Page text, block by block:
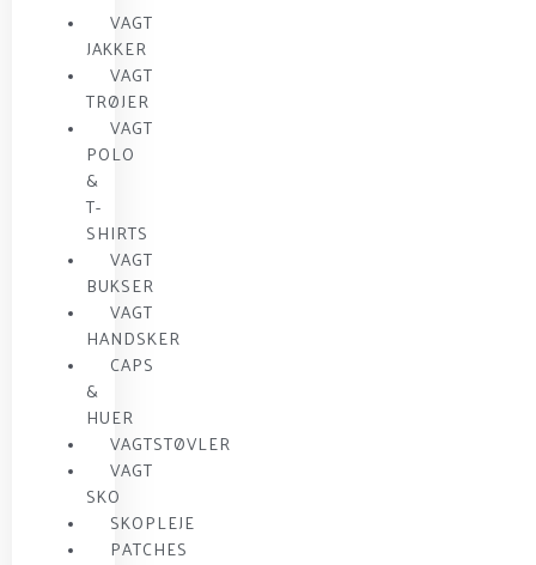
VAGT
JAKKER
VAGT
TRØJER
VAGT
POLO
&
T-
SHIRTS
VAGT
BUKSER
VAGT
HANDSKER
CAPS
&
HUER
VAGTSTØVLER
VAGT
SKO
SKOPLEJE
PATCHES